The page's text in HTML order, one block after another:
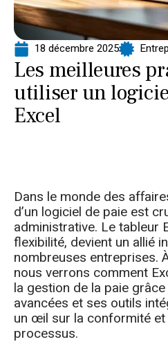
18 décembre 2025
Les meilleures
utiliser un
Excel
Dans le monde des
d’un logiciel de paie est
administrative. Le tableur
flexibilité, devient un allié
nombreuses entreprises.
nous verrons comment
la gestion de la paie
avancées et ses outils
un œil sur la conformité et
processus.